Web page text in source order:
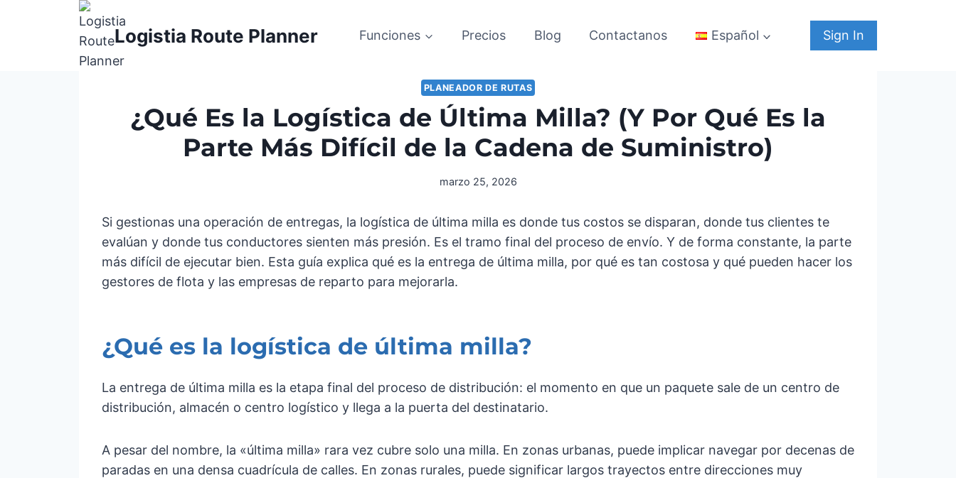
Logistia Route Planner Funciones Precios Blog Contactanos Español Sign In
PLANEADOR DE RUTAS
¿Qué Es la Logística de Última Milla? (Y Por Qué Es la
Parte Más Difícil de la Cadena de Suministro)
marzo 25, 2026
Si gestionas una operación de entregas, la logística de última milla es donde tus costos se disparan, donde tus clientes te
evalúan y donde tus conductores sienten más presión. Es el tramo final del proceso de envío. Y de forma constante, la parte
más difícil de ejecutar bien. Esta guía explica qué es la entrega de última milla, por qué es tan costosa y qué pueden hacer los
gestores de flota y las empresas de reparto para mejorarla.
¿Qué es la logística de última milla?
La entrega de última milla es la etapa final del proceso de distribución: el momento en que un paquete sale de un centro de
distribución, almacén o centro logístico y llega a la puerta del destinatario.
A pesar del nombre, la «última milla» rara vez cubre solo una milla. En zonas urbanas, puede implicar navegar por decenas de
paradas en una densa cuadrícula de calles. En zonas rurales, puede significar largos trayectos entre direcciones muy